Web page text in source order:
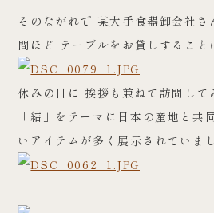
そのながれで 某大手食器卸会社さ
間ほど テーブルをお貸しすること
休みの日に 挨拶も兼ねて訪問して
「結」をテーマに日本の産地と共
いアイテムが多く展示されていまし